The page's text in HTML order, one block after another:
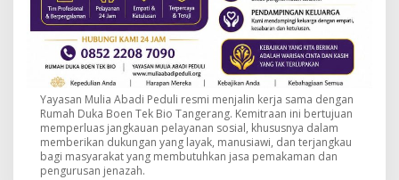
Yayasan Mulia Abadi Peduli resmi menjalin kerja sama dengan
Rumah Duka Boen Tek Bio Tangerang. Kemitraan ini bertujuan
memperluas jangkauan pelayanan sosial, khususnya dalam
memberikan dukungan yang layak, manusiawi, dan terjangkau
bagi masyarakat yang membutuhkan jasa pemakaman dan
pengurusan jenazah.